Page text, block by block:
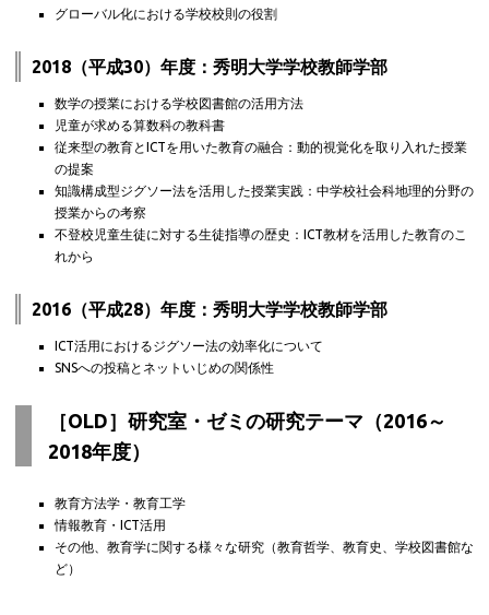
グローバル化における学校校則の役割
2018（平成30）年度：秀明大学学校教師学部
数学の授業における学校図書館の活用方法
児童が求める算数科の教科書
従来型の教育とICTを用いた教育の融合：動的視覚化を取り入れた授業
の提案
知識構成型ジグソー法を活用した授業実践：中学校社会科地理的分野の
授業からの考察
不登校児童生徒に対する生徒指導の歴史：ICT教材を活用した教育のこ
れから
2016（平成28）年度：秀明大学学校教師学部
ICT活用におけるジグソー法の効率化について
SNSへの投稿とネットいじめの関係性
［OLD］研究室・ゼミの研究テーマ（2016～
2018年度）
教育方法学・教育工学
情報教育・ICT活用
その他、教育学に関する様々な研究（教育哲学、教育史、学校図書館な
ど）